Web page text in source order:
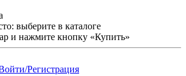
выберите в каталоге
и нажмите кнопку «Купить»
Регистрация